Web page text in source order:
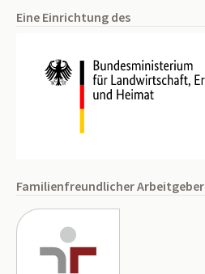
Eine Einrichtung des
Familienfreundlicher Arbeitgeber